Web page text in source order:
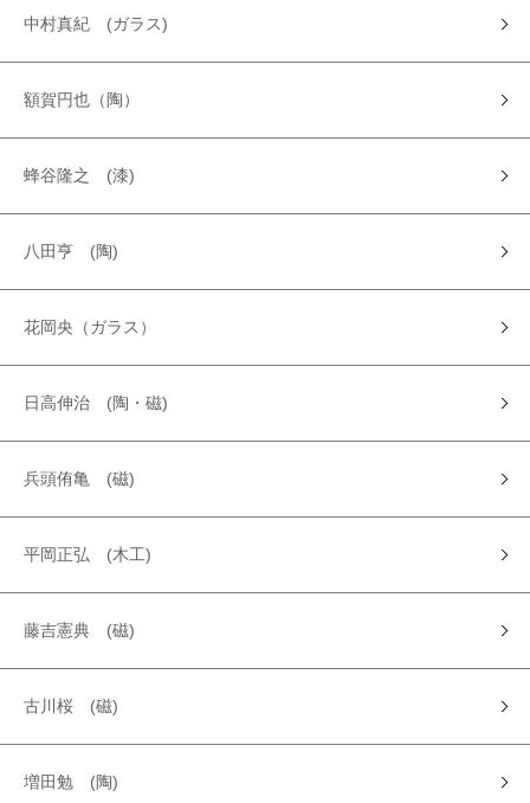
中村真紀 (ガラス)
額賀円也（陶）
蜂谷隆之 (漆)
八田亨 (陶)
花岡央（ガラス）
日高伸治 (陶・磁)
兵頭侑亀 (磁)
平岡正弘 (木工)
藤吉憲典 (磁)
古川桜 (磁)
増田勉 (陶)